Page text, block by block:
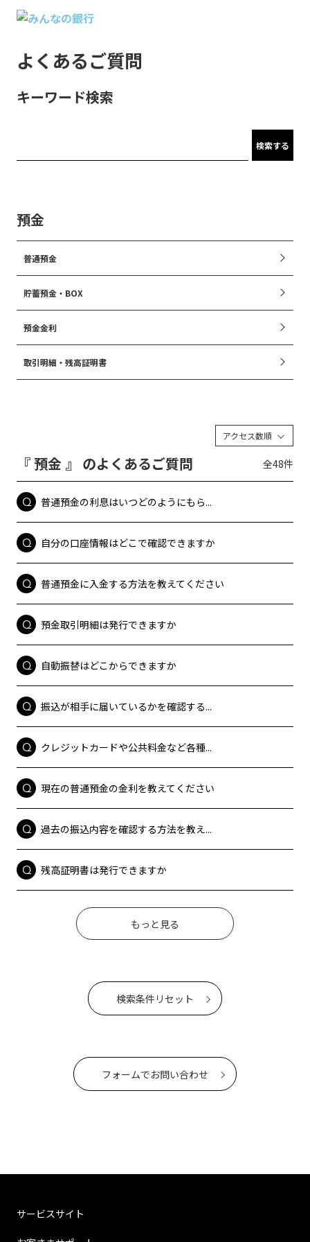
よくあるご質問
キーワード検索
検索する
預金
普通預金
貯蓄預金・BOX
預金金利
取引明細・残高証明書
アクセス数順
『 預金 』 のよくあるご質問 全48件
普通預金の利息はいつどのようにもら...
自分の口座情報はどこで確認できますか
普通預金に入金する方法を教えてください
預金取引明細は発行できますか
自動振替はどこからできますか
振込が相手に届いているかを確認する...
クレジットカードや公共料金など各種...
現在の普通預金の金利を教えてください
過去の振込内容を確認する方法を教え...
残高証明書は発行できますか
もっと見る
検索条件リセット
フォームでお問い合わせ
サービスサイト